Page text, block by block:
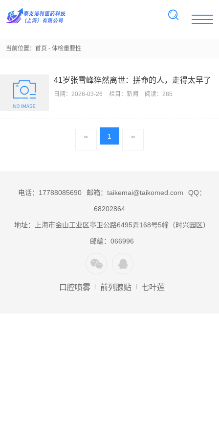
当前位置： 首页 - 体检重要性
41岁张雪峰猝然离世：拼命的人，走得太早了
日期： 2026-03-26 栏目： 新闻 阅读：285
‹‹ 1 ››
电话：17788085690 邮箱：taikemai@taikomed.com QQ：
68202864
地址：上海市金山工业区亭卫公路6495弄168号5幢（时兴园区）
邮编：066996
口腔喷雾 前列腺贴 七叶莲